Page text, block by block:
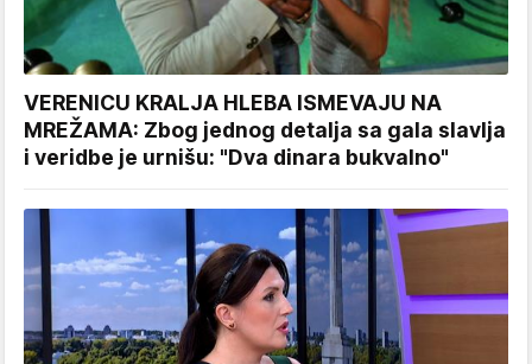
VERENICU KRALJA HLEBA ISMEVAJU NA
MREŽAMA: Zbog jednog detalja sa gala slavlja
i veridbe je urnišu: "Dva dinara bukvalno"